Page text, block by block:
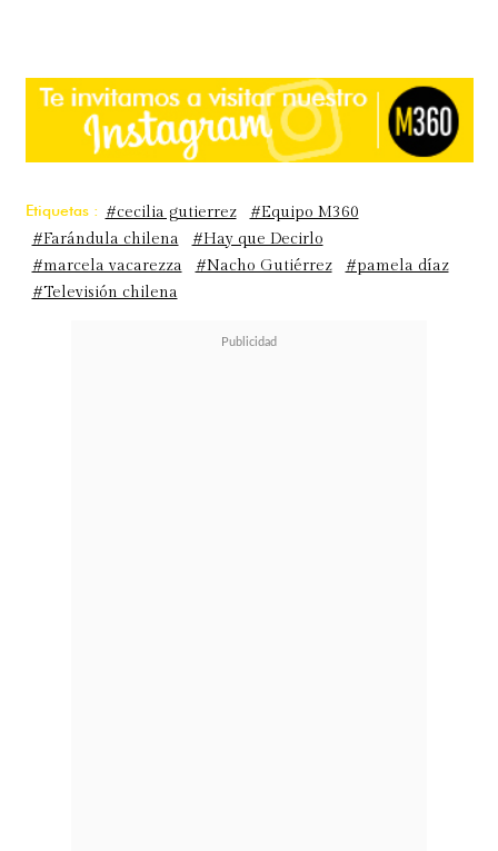
Etiquetas : #cecilia gutierrez
#Equipo M360
#Farándula chilena
#Hay que Decirlo
#marcela vacarezza
#Nacho Gutiérrez
#pamela díaz
#Televisión chilena